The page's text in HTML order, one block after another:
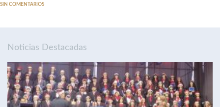
SIN COMENTARIOS
Noticias Destacadas